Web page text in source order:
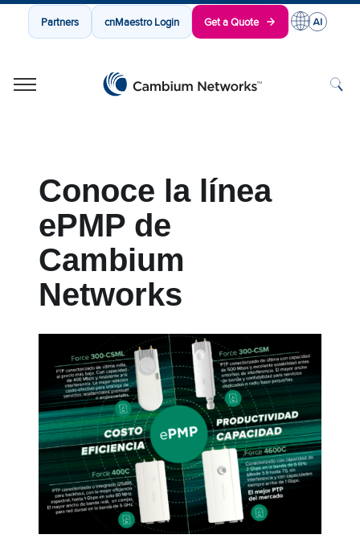
Partners cnMaestro Login Get a Quote
Conoce la línea
ePMP de
Cambium
Networks